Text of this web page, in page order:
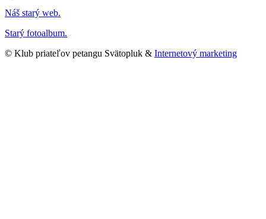
Náš starý web.
Starý fotoalbum.
© Klub priateľov petangu Svätopluk & Internetový marketing